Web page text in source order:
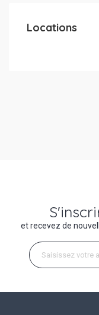
Locations
et recevez de